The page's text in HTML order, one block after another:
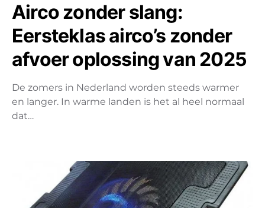
Airco zonder slang:
Eersteklas airco’s zonder
afvoer oplossing van 2025
De zomers in Nederland worden steeds warmer
en langer. In warme landen is het al heel normaal
dat…